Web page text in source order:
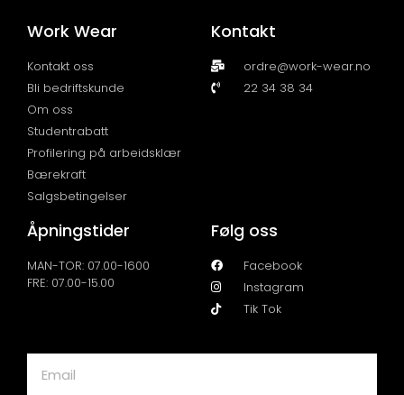
Work Wear
Kontakt oss
Bli bedriftskunde
Om oss
Studentrabatt
Profilering på arbeidsklær
Bærekraft
Salgsbetingelser
Kontakt
ordre@work-wear.no
22 34 38 34
Åpningstider
MAN-TOR: 07.00-1600
FRE: 07.00-15.00
Følg oss
Facebook
Instagram
Tik Tok